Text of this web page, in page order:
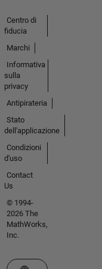
Centro di
fiducia
Marchi
Informativa
sulla
privacy
Antipirateria
Stato
dell'applicazione
Condizioni
d'uso
Contact
Us
© 1994-
2026 The
MathWorks,
Inc.